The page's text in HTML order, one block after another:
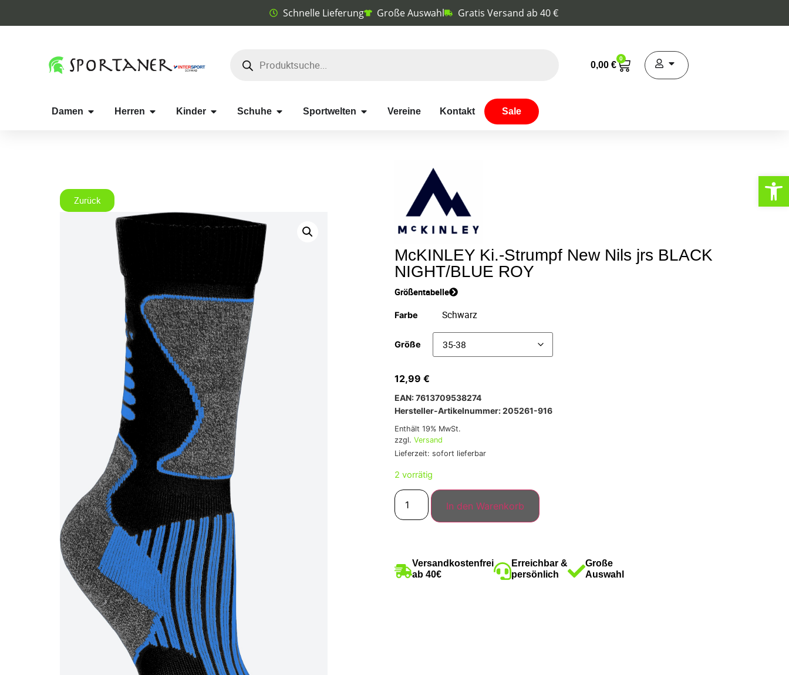
Schnelle Lieferung Große Auswahl Gratis Versand ab 40 €
0,00 €
0
Damen Herren Kinder Schuhe Sportwelten Vereine Kontakt Sale
Zurück
McKINLEY Ki.-Strumpf New Nils jrs BLACK
NIGHT/BLUE ROY
Größentabelle
Farbe
Größe
12,99 €
EAN: 7613709538274
Hersteller-Artikelnummer: 205261-916
Enthält 19% MwSt.
zzgl. Versand
Lieferzeit: sofort lieferbar
2 vorrätig
In den Warenkorb
Versandkostenfrei
ab 40€
Erreichbar &
persönlich
Große
Auswahl